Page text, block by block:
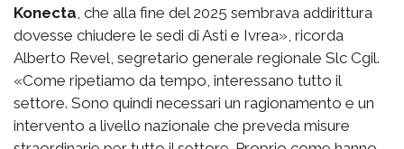
Konecta , che alla fine del 2025 sembrava addirittura
dovesse chiudere le sedi di Asti e Ivrea», ricorda
Alberto Revel, segretario generale regionale Slc Cgil.
«Come ripetiamo da tempo, interessano tutto il
settore. Sono quindi necessari un ragionamento e un
intervento a livello nazionale che preveda misure